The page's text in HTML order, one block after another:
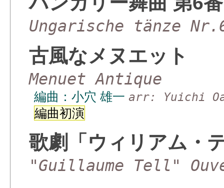
Ungarische tänze
古風なメヌエット
Menuet Antique
編曲：小穴 雄一 arr: Yuichi
編曲初演
歌劇「ウィリアム・
"Guillaume Tell"